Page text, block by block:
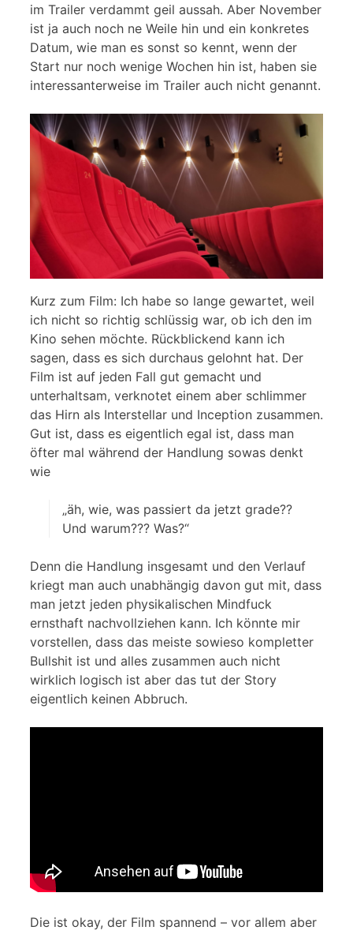
im Trailer verdammt geil aussah. Aber November
ist ja auch noch ne Weile hin und ein konkretes
Datum, wie man es sonst so kennt, wenn der
Start nur noch wenige Wochen hin ist, haben sie
interessanterweise im Trailer auch nicht genannt.
Kurz zum Film: Ich habe so lange gewartet, weil
ich nicht so richtig schlüssig war, ob ich den im
Kino sehen möchte. Rückblickend kann ich
sagen, dass es sich durchaus gelohnt hat. Der
Film ist auf jeden Fall gut gemacht und
unterhaltsam, verknotet einem aber schlimmer
das Hirn als Interstellar und Inception zusammen.
Gut ist, dass es eigentlich egal ist, dass man
öfter mal während der Handlung sowas denkt
wie
„äh, wie, was passiert da jetzt grade??
Und warum??? Was?“
Denn die Handlung insgesamt und den Verlauf
kriegt man auch unabhängig davon gut mit, dass
man jetzt jeden physikalischen Mindfuck
ernsthaft nachvollziehen kann. Ich könnte mir
vorstellen, dass das meiste sowieso kompletter
Bullshit ist und alles zusammen auch nicht
wirklich logisch ist aber das tut der Story
eigentlich keinen Abbruch.
Die ist okay, der Film spannend – vor allem aber